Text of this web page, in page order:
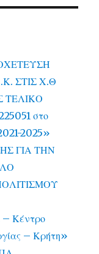
ΣΤΙΣ Χ.Θ
ΤΕΛΙΚΟ
στο
2025»
ΓΙΑ ΤΗΝ
– Κέντρο
– Κρήτη»